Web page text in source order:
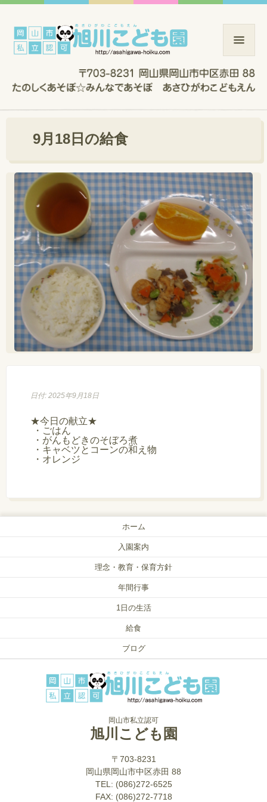
9月18日の給食
日付: 2025年9月18日
★今日の献立★
・ごはん
・がんもどきのそぼろ煮
・キャベツとコーンの和え物
・オレンジ
ホーム
入園案内
理念・教育・保育方針
年間行事
1日の生活
給食
ブログ
岡山市私立認可
旭川こども園
〒703-8231
岡山県岡山市中区赤田 88
TEL: (086)272-6525
FAX: (086)272-7718